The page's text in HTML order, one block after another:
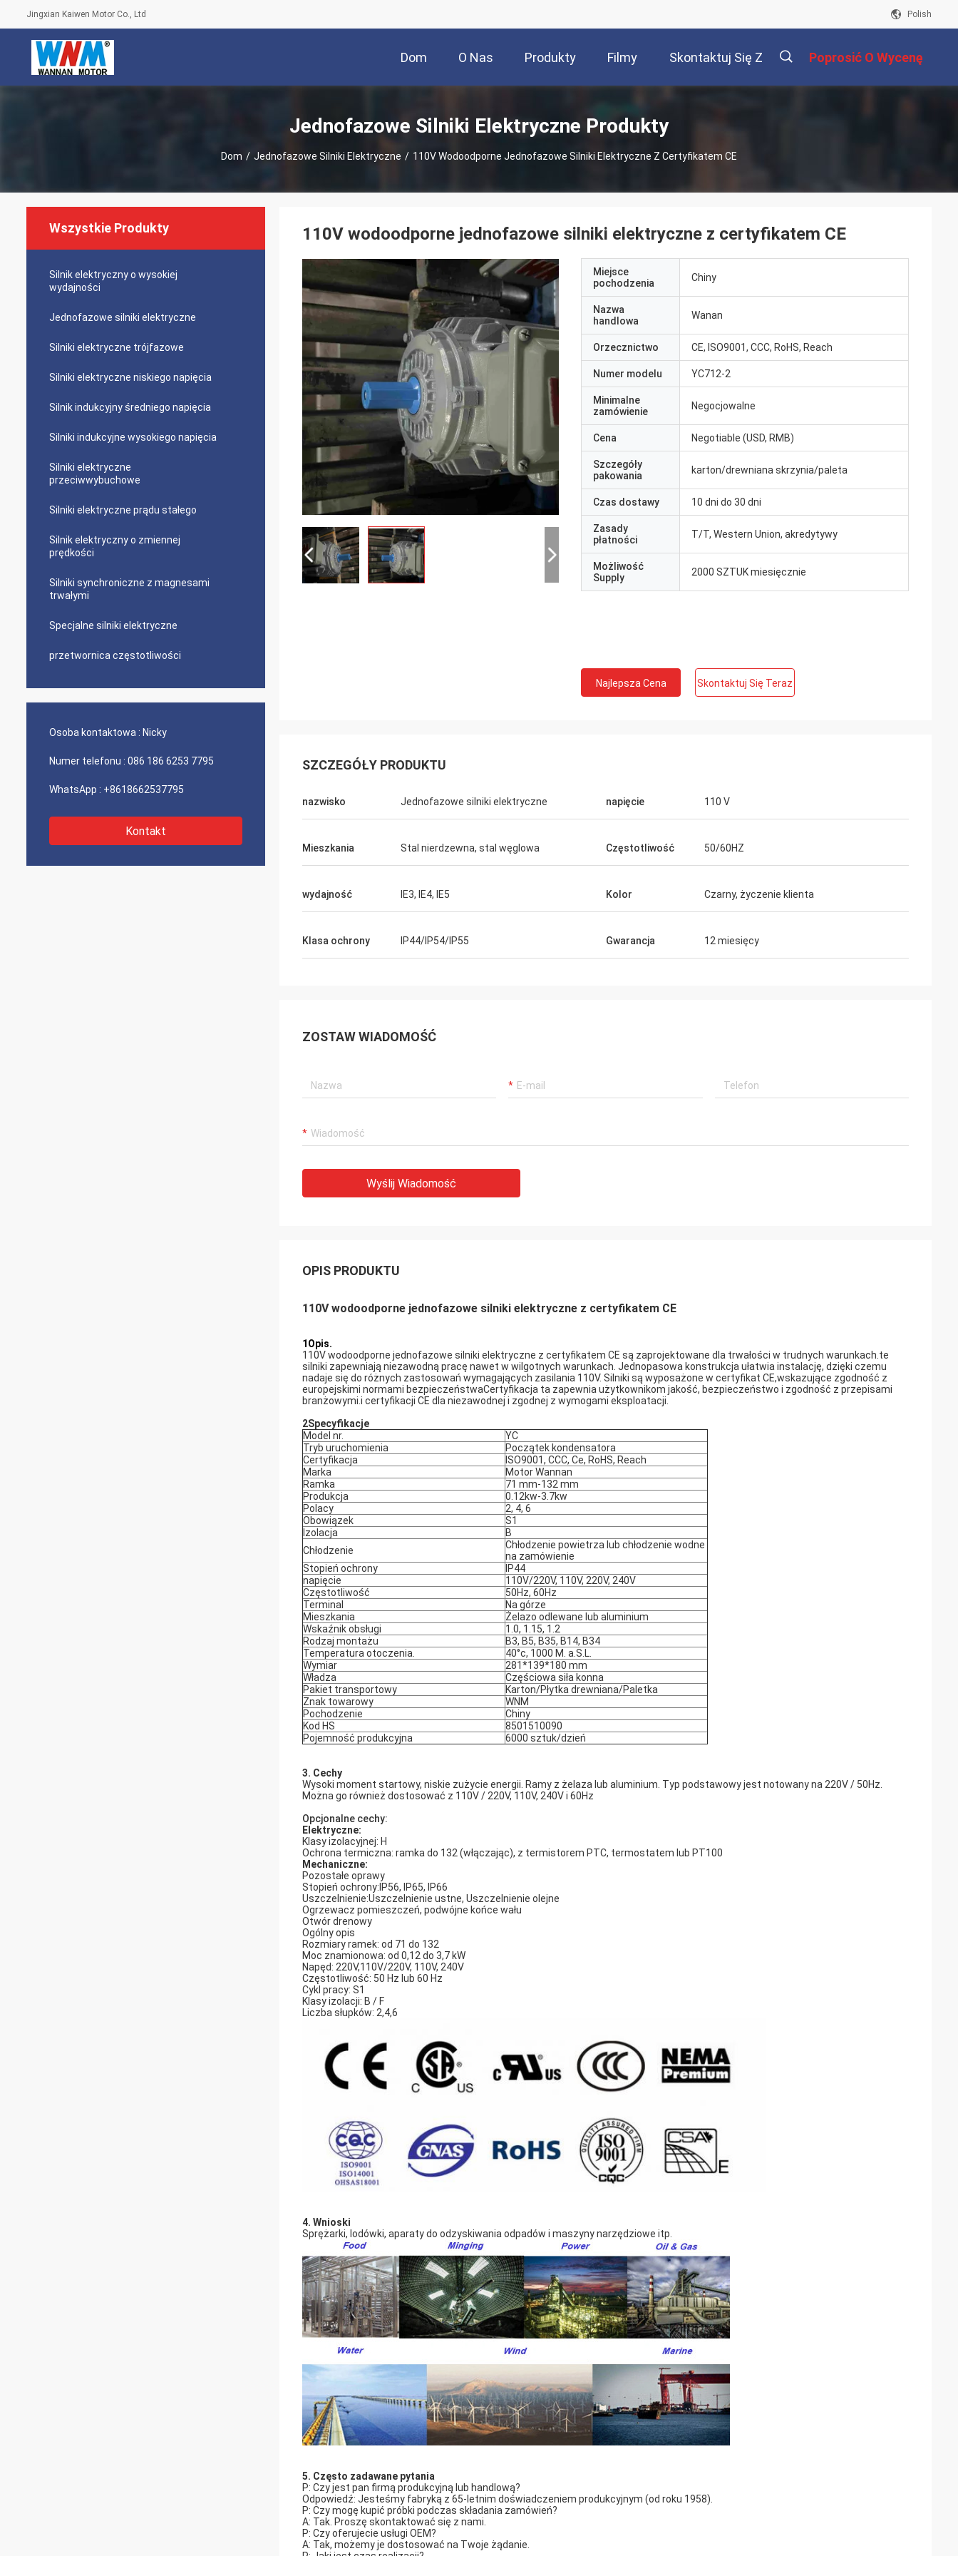
Jingxian Kaiwen Motor Co., Ltd Polish
Dom O Nas Produkty Filmy Skontaktuj Się Z Poprosić O Wycenę
Jednofazowe Silniki Elektryczne Produkty
Dom / Jednofazowe Silniki Elektryczne / 110V Wodoodporne Jednofazowe Silniki Elektryczne Z Certyfikatem CE
Wszystkie Produkty
Silnik elektryczny o wysokiej
wydajności
Jednofazowe silniki elektryczne
Silniki elektryczne trójfazowe
Silniki elektryczne niskiego napięcia
Silnik indukcyjny średniego napięcia
Silniki indukcyjne wysokiego napięcia
Silniki elektryczne
przeciwwybuchowe
Silniki elektryczne prądu stałego
Silnik elektryczny o zmiennej
prędkości
Silniki synchroniczne z magnesami
trwałymi
Specjalne silniki elektryczne
przetwornica częstotliwości
Osoba kontaktowa : Nicky
Numer telefonu : 086 186 6253 7795
WhatsApp : +8618662537795
Kontakt
110V wodoodporne jednofazowe silniki elektryczne z certyfikatem CE
Miejsce
pochodzenia
Chiny
Nazwa
handlowa
Wanan
Orzecznictwo CE, ISO9001, CCC, RoHS, Reach
Numer modelu YC712-2
Minimalne
zamówienie
Negocjowalne
Cena Negotiable (USD, RMB)
Szczegóły
pakowania
karton/drewniana skrzynia/paleta
Czas dostawy 10 dni do 30 dni
Zasady
płatności
T/T, Western Union, akredytywy
Możliwość
Supply
2000 SZTUK miesięcznie
Najlepsza Cena Skontaktuj Się Teraz
SZCZEGÓŁY PRODUKTU
nazwisko Jednofazowe silniki elektryczne napięcie 110 V
Mieszkania Stal nierdzewna, stal węglowa Częstotliwość 50/60HZ
wydajność IE3, IE4, IE5 Kolor Czarny, życzenie klienta
Klasa ochrony IP44/IP54/IP55 Gwarancja 12 miesięcy
ZOSTAW WIADOMOŚĆ
Wyślij Wiadomość
OPIS PRODUKTU
110V wodoodporne jednofazowe silniki elektryczne z certyfikatem CE
1Opis.
110V wodoodporne jednofazowe silniki elektryczne z certyfikatem CE są zaprojektowane dla trwałości w trudnych warunkach.te
silniki zapewniają niezawodną pracę nawet w wilgotnych warunkach. Jednopasowa konstrukcja ułatwia instalację, dzięki czemu
nadaje się do różnych zastosowań wymagających zasilania 110V. Silniki są wyposażone w certyfikat CE,wskazujące zgodność z
europejskimi normami bezpieczeństwaCertyfikacja ta zapewnia użytkownikom jakość, bezpieczeństwo i zgodność z przepisami
branżowymi.i certyfikacji CE dla niezawodnej i zgodnej z wymogami eksploatacji.
2Specyfikacje
Model nr.
YC
Tryb uruchomienia
Początek kondensatora
Certyfikacja
ISO9001, CCC, Ce, RoHS, Reach
Marka
Motor Wannan
Ramka
71 mm-132 mm
Produkcja
0.12kw-3.7kw
Polacy
2, 4, 6
Obowiązek
S1
Izolacja
B
Chłodzenie
Chłodzenie powietrza lub chłodzenie wodne
na zamówienie
Stopień ochrony
IP44
napięcie
110V/220V, 110V, 220V, 240V
Częstotliwość
50Hz, 60Hz
Terminal
Na górze
Mieszkania
Żelazo odlewane lub aluminium
Wskaźnik obsługi
1.0, 1.15, 1.2
Rodzaj montażu
B3, B5, B35, B14, B34
Temperatura otoczenia.
40°c, 1000 M. a.S.L.
Wymiar
281*139*180 mm
Władza
Częściowa siła konna
Pakiet transportowy
Karton/Płytka drewniana/Paletka
Znak towarowy
WNM
Pochodzenie
Chiny
Kod HS
8501510090
Pojemność produkcyjna
6000 sztuk/dzień
3. Cechy
Wysoki moment startowy, niskie zużycie energii. Ramy z żelaza lub aluminium. Typ podstawowy jest notowany na 220V / 50Hz.
Można go również dostosować z 110V / 220V, 110V, 240V i 60Hz
Opcjonalne cechy:
Elektryczne:
Klasy izolacyjnej: H
Ochrona termiczna: ramka do 132 (włączając), z termistorem PTC, termostatem lub PT100
Mechaniczne:
Pozostałe oprawy
Stopień ochrony:IP56, IP65, IP66
Uszczelnienie:Uszczelnienie ustne, Uszczelnienie olejne
Ogrzewacz pomieszczeń, podwójne końce wału
Otwór drenowy
Ogólny opis
Rozmiary ramek: od 71 do 132
Moc znamionowa: od 0,12 do 3,7 kW
Napęd: 220V,110V/220V, 110V, 240V
Częstotliwość: 50 Hz lub 60 Hz
Cykl pracy: S1
Klasy izolacji: B / F
Liczba słupków: 2,4,6
4. Wnioski
Sprężarki, lodówki, aparaty do odzyskiwania odpadów i maszyny narzędziowe itp.
5. Często zadawane pytania
P: Czy jest pan firmą produkcyjną lub handlową?
Odpowiedź: Jesteśmy fabryką z 65-letnim doświadczeniem produkcyjnym (od roku 1958).
P: Czy mogę kupić próbki podczas składania zamówień?
A: Tak. Proszę skontaktować się z nami.
P: Czy oferujecie usługi OEM?
A: Tak, możemy je dostosować na Twoje żądanie.